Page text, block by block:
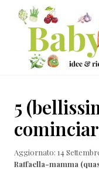
Menu
Passa
contenuto
principale
Passa
laterale
primaria
Passa
ricette
per
famiglie
5
Aggiornato: 14
Raffaella-mamma